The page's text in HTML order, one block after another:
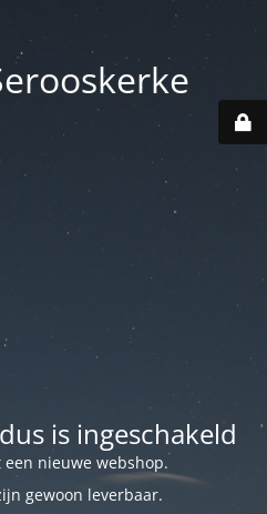
is ingeschakeld
nieuwe webshop.
gewoon leverbaar.